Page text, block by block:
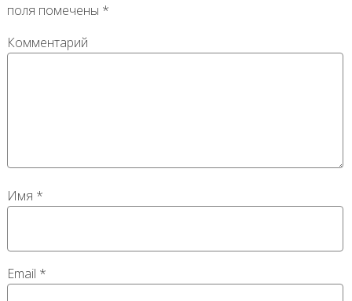
поля помечены *
Комментарий
Имя *
Email *